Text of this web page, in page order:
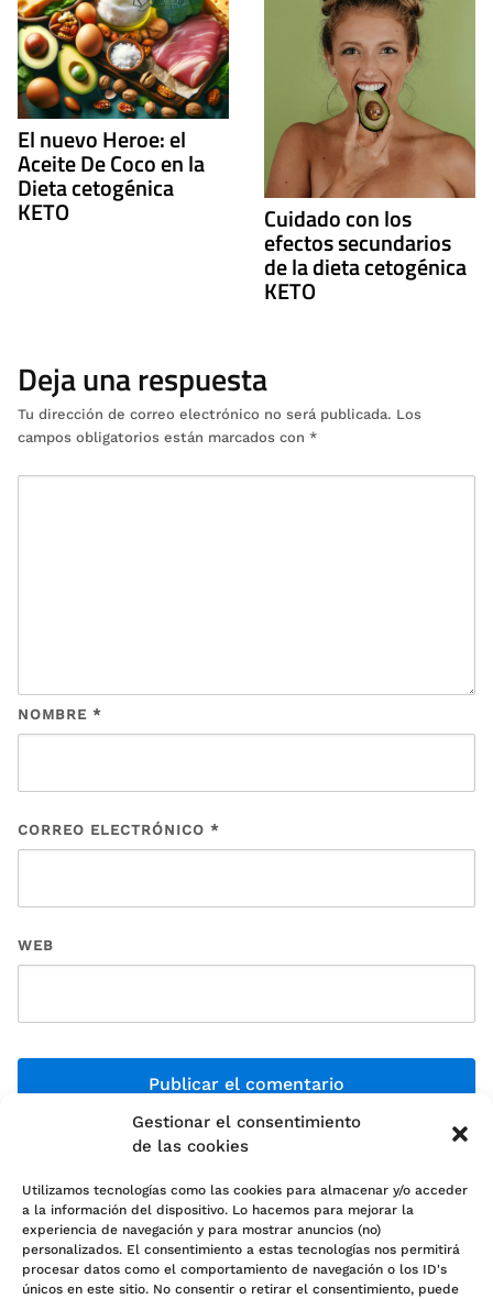
Gestionar el consentimiento
de las cookies
Utilizamos tecnologías como las cookies para almacenar y/o acceder
a la información del dispositivo. Lo hacemos para mejorar la
experiencia de navegación y para mostrar anuncios (no)
personalizados. El consentimiento a estas tecnologías nos permitirá
procesar datos como el comportamiento de navegación o los ID's
únicos en este sitio. No consentir o retirar el consentimiento, puede
El nuevo Heroe: el
Aceite De Coco en la
Dieta cetogénica
KETO Cuidado con los
efectos secundarios
de la dieta cetogénica
KETO
Deja una respuesta
Tu dirección de correo electrónico no será publicada. Los
campos obligatorios están marcados con *
NOMBRE *
CORREO ELECTRÓNICO *
WEB
Política de cookies (UE)